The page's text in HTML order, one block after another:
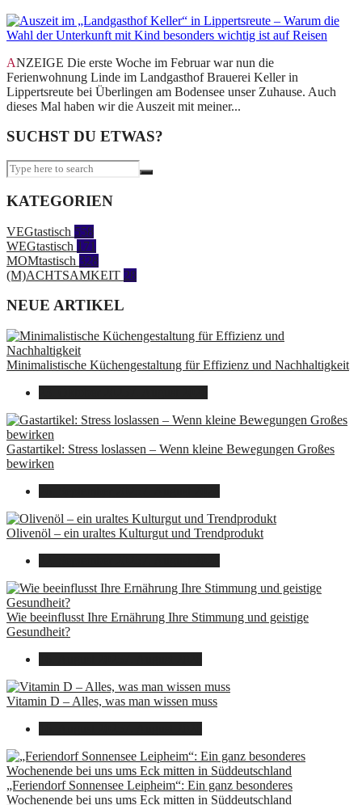
ANZEIGE Die erste Woche im Februar war nun die
Ferienwohnung Linde im Landgasthof Brauerei Keller in
Lippertsreute bei Überlingen am Bodensee unser Zuhause. Auch
dieses Mal haben wir die Auszeit mit meiner...
SUCHST DU ETWAS?
KATEGORIEN
VEGtastisch 558
WEGtastisch 171
MOMtastisch 328
(M)ACHTSAMKEIT 28
NEUE ARTIKEL
Minimalistische Küchengestaltung für Effizienz und Nachhaltigkeit
Gastartikel: Stress loslassen – Wenn kleine Bewegungen Großes
bewirken
Olivenöl – ein uraltes Kulturgut und Trendprodukt
Wie beeinflusst Ihre Ernährung Ihre Stimmung und geistige
Gesundheit?
Vitamin D – Alles, was man wissen muss
„Feriendorf Sonnensee Leipheim“: Ein ganz besonderes
Wochenende bei uns ums Eck mitten in Süddeutschland